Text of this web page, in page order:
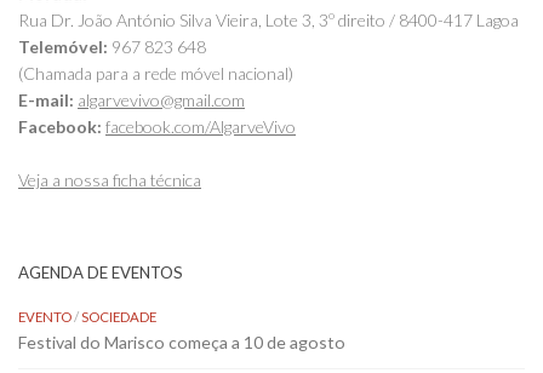
Rua Dr. João António Silva Vieira, Lote 3, 3º direito / 8400-417 Lagoa
Telemóvel: 967 823 648
(Chamada para a rede móvel nacional)
E-mail: algarvevivo@gmail.com
Facebook: facebook.com/AlgarveVivo
Veja a nossa ficha técnica
AGENDA DE EVENTOS
EVENTO/SOCIEDADE
Festival do Marisco começa a 10 de agosto